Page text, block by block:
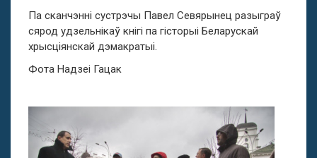
Па сканчэнні сустрэчы Павел Севярынец разыграў
сярод удзельнікаў кнігі па гісторыі Беларускай
хрысціянскай дэмакратыі.
Фота Надзеі Гацак